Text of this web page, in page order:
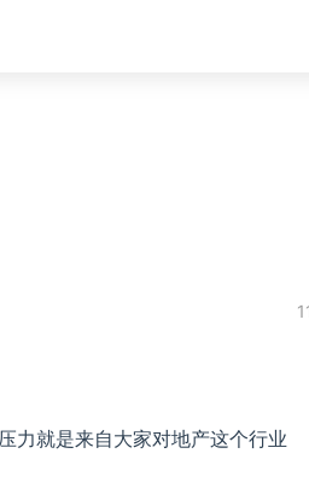
力就是来自大家对地产这个行业